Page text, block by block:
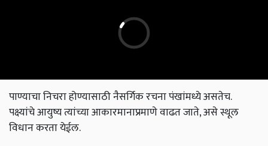
पाण्याचा निचरा होण्यासाठी नैसर्गिक रचना पंखांमध्ये असतेच.
पक्ष्यांचे आयुष्य त्यांच्या आकारमानाप्रमाणे वाढत जाते, असे स्थूल
विधान करता येईल.